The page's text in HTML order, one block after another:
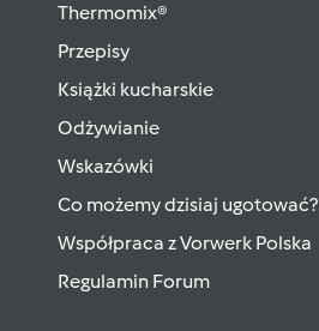
Thermomix®
Przepisy
Książki kucharskie
Odżywianie
Wskazówki
Co możemy dzisiaj ugotować?
Współpraca z Vorwerk Polska
Regulamin Forum